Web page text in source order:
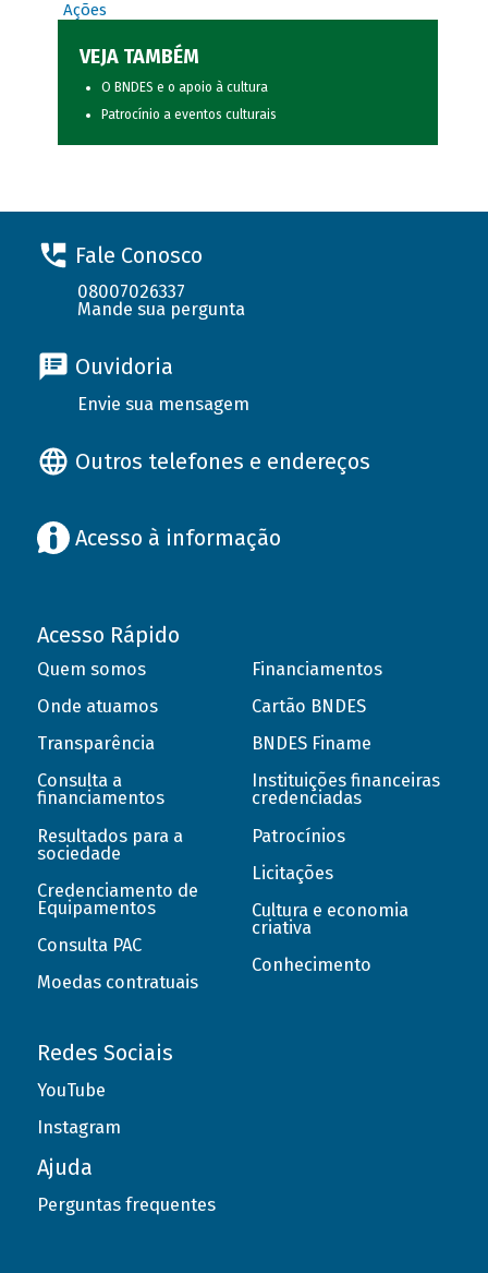
Ações
VEJA TAMBÉM
O BNDES e o apoio à cultura
Patrocínio a eventos culturais
Fale Conosco
08007026337
Mande sua pergunta
Ouvidoria
Envie sua mensagem
Outros telefones e endereços
Acesso à informação
Acesso Rápido
Quem somos
Onde atuamos
Transparência
Consulta a
financiamentos
Resultados para a
sociedade
Credenciamento de
Equipamentos
Consulta PAC
Moedas contratuais
Financiamentos
Cartão BNDES
BNDES Finame
Instituições financeiras
credenciadas
Patrocínios
Licitações
Cultura e economia
criativa
Conhecimento
Redes Sociais
YouTube
Instagram
Ajuda
Perguntas frequentes